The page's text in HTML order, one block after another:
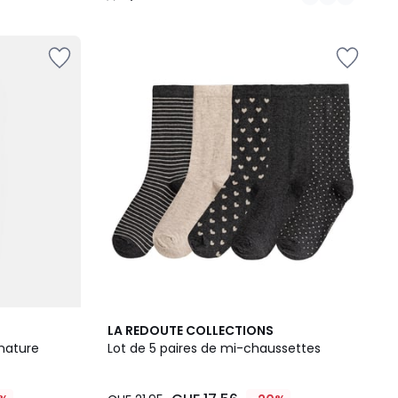
LA REDOUTE COLLECTIONS
Lot de 5 paires de mi-chaussettes
4,7
/ 5